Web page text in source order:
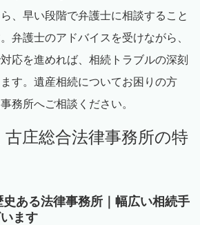
、早い段階で弁護士に相談すること
弁護士のアドバイスを受けながら、
応を進めれば、相続トラブルの深刻
す。遺産相続についてお困りの方
務所へご相談ください。
古庄総合法律事務所の特
ある法律事務所｜幅広い相続手
ます